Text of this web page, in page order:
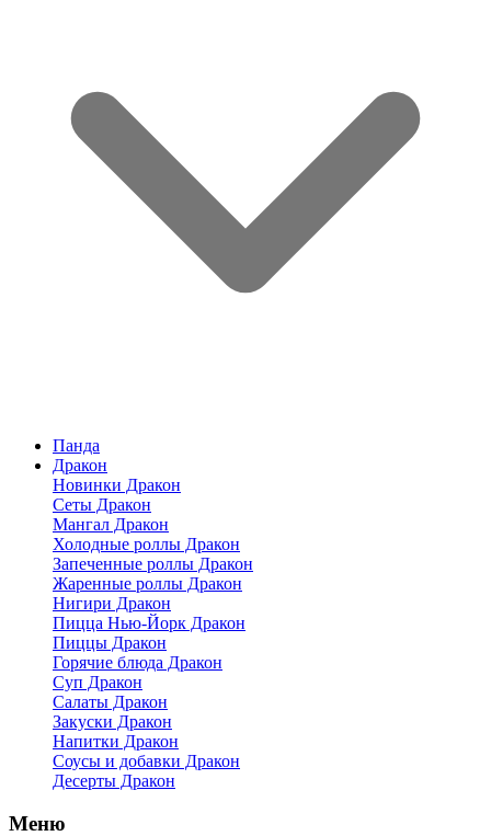
Панда
Дракон
Новинки Дракон
Сеты Дракон
Мангал Дракон
Холодные роллы Дракон
Запеченные роллы Дракон
Жаренные роллы Дракон
Нигири Дракон
Пицца Нью-Йорк Дракон
Пиццы Дракон
Горячие блюда Дракон
Суп Дракон
Салаты Дракон
Закуски Дракон
Напитки Дракон
Соусы и добавки Дракон
Десерты Дракон
Меню